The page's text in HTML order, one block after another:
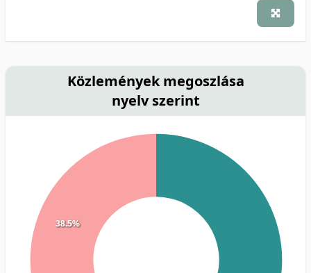
Közlemények megoszlása
nyelv szerint
38.5%